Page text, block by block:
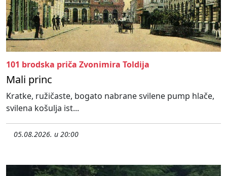
101 brodska priča Zvonimira Toldija
Mali princ
Kratke, ružičaste, bogato nabrane svilene pump hlače,
svilena košulja ist...
05.08.2026. u 20:00